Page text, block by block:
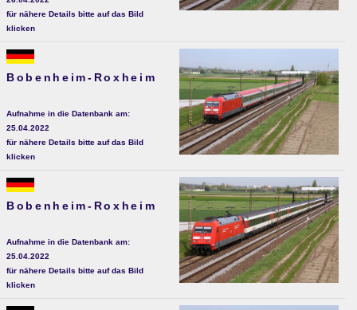
für nähere Details bitte auf das Bild
klicken
Bobenheim-Roxheim
Aufnahme in die Datenbank am:
25.04.2022
für nähere Details bitte auf das Bild
klicken
Bobenheim-Roxheim
Aufnahme in die Datenbank am:
25.04.2022
für nähere Details bitte auf das Bild
klicken